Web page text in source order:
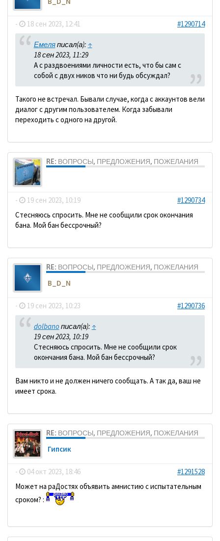
- 18 сен 2023, 12:41 #1290714
Емеляписал(а): ↑
18 сен 2023, 11:29
А с раздвоениями личности есть, что бы сам с
собой с двух ников что ни будь обсуждал?
Такого не встречал. Бывали случае, когда с аккаунтов вели
диалог с другим пользователем. Когда забывали
переходить с одного на другой.
RE: ВОПРОСЫ, ПРЕДЛОЖЕНИЯ, ПОЖЕЛАНИЯ
- 19 сен 2023, 10:19
#1290734
Стесняюсь спросить. Мне не сообщили срок окончания
бана. Мой бан бессрочный?
RE: ВОПРОСЫ, ПРЕДЛОЖЕНИЯ, ПОЖЕЛАНИЯ
B_D_N
- 19 сен 2023, 10:23 #1290736
dolbano писал(а): ↑
19 сен 2023, 10:19
Стесняюсь спросить. Мне не сообщили срок
окончания бана. Мой бан бессрочный?
Вам никто и не должен ничего сообщать. А так да, ваш не
имеет срока.
RE: ВОПРОСЫ, ПРЕДЛОЖЕНИЯ, ПОЖЕЛАНИЯ
Гипсик
- 04 окт 2023, 18:46
#1291528
Может на раДостях объявить амнистию с испытательным
сроком? :